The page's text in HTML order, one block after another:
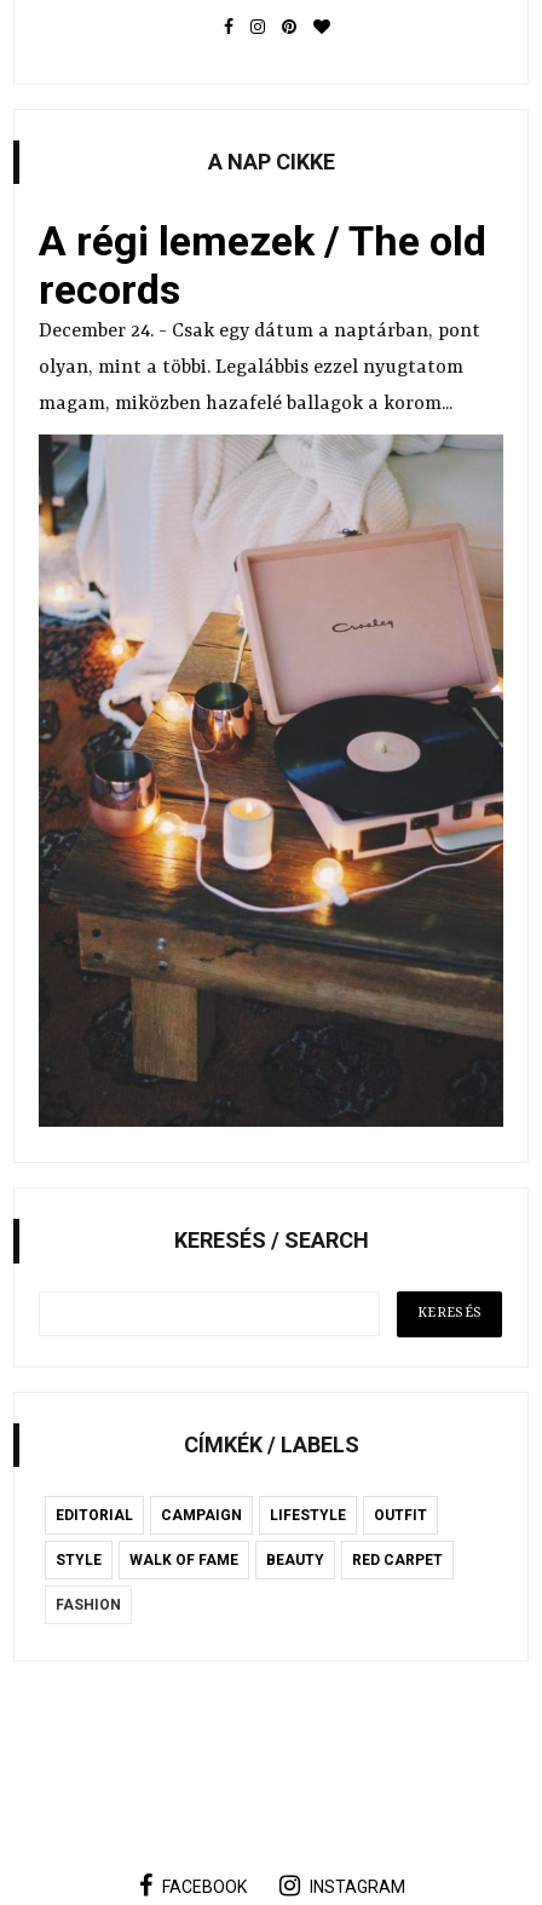
A NAP CIKKE
A régi lemezek / The old
records
December 24. - Csak egy dátum a naptárban, pont
olyan, mint a többi. Legalábbis ezzel nyugtatom
magam, miközben hazafelé ballagok a korom...
KERESÉS / SEARCH
CÍMKÉK / LABELS
EDITORIAL CAMPAIGN LIFESTYLE OUTFIT
STYLE WALK OF FAME BEAUTY RED CARPET
FASHION
FACEBOOK INSTAGRAM